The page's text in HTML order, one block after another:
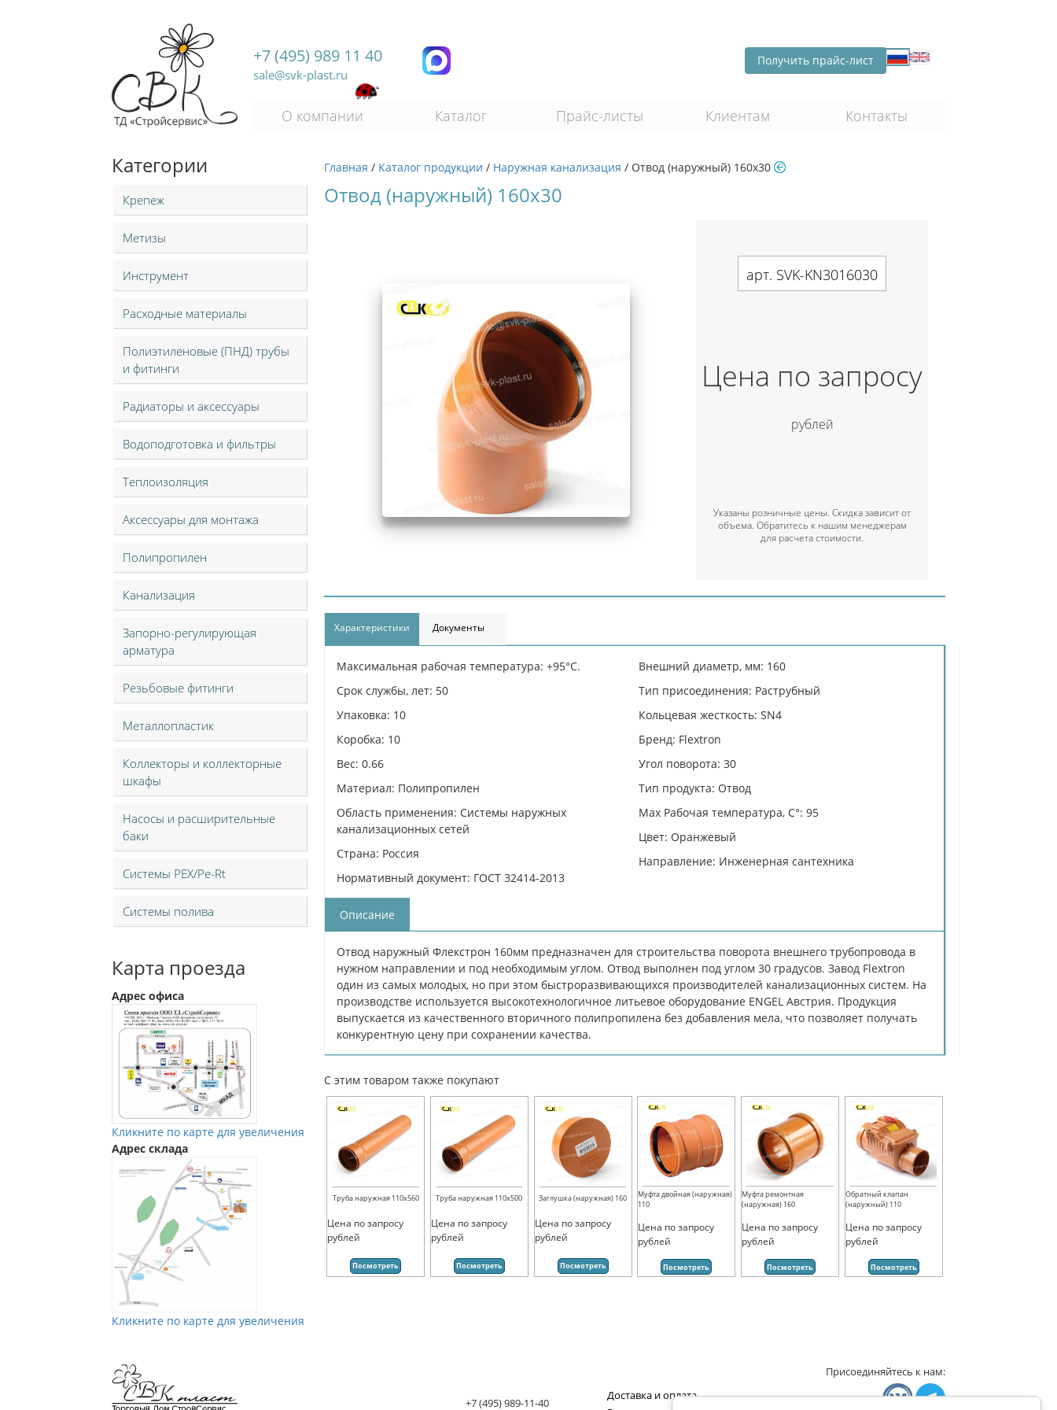
+7 (495) 989 11 40
sale@svk-plast.ru
Получить прайс-лист
О компании Каталог Прайс-листы Клиентам Контакты
Главная / Каталог продукции / Наружная канализация / Отвод (наружный) 160х30
Категории
Крепеж
Метизы
Инструмент
Расходные материалы
Полиэтиленовые (ПНД) трубы
и фитинги
Радиаторы и аксессуары
Водоподготовка и фильтры
Теплоизоляция
Аксессуары для монтажа
Полипропилен
Канализация
Запорно-регулирующая
арматура
Резьбовые фитинги
Металлопластик
Коллекторы и коллекторные
шкафы
Насосы и расширительные
баки
Системы PEX/Pe-Rt
Системы полива
Карта проезда
Адрес офиса
Кликните по карте для увеличения
Адрес склада
Кликните по карте для увеличения
Отвод (наружный) 160х30
арт. SVK-KN3016030
Цена по запросу
рублей
Указаны розничные цены. Скидка зависит от
объема. Обратитесь к нашим менеджерам
для расчета стоимости.
Характеристики Документы
Максимальная рабочая температура: +95°С.
Срок службы, лет: 50
Упаковка: 10
Коробка: 10
Вес: 0.66
Материал: Полипропилен
Область применения: Системы наружных
канализационных сетей
Страна: Россия
Нормативный документ: ГОСТ 32414-2013
Внешний диаметр, мм: 160
Тип присоединения: Раструбный
Кольцевая жесткость: SN4
Бренд: Flextron
Угол поворота: 30
Тип продукта: Отвод
Max Рабочая температура, C°: 95
Цвет: Оранжевый
Направление: Инженерная сантехника
Описание
Отвод наружный Флекстрон 160мм предназначен для строительства поворота внешнего трубопровода в
нужном направлении и под необходимым углом. Отвод выполнен под углом 30 градусов. Завод Flextron
один из самых молодых, но при этом быстроразвивающихся производителей канализационных систем. На
производстве используется высокотехнологичное литьевое оборудование ENGEL Австрия. Продукция
выпускается из качественного вторичного полипропилена без добавления мела, что позволяет получать
конкурентную цену при сохранении качества.
С этим товаром также покупают
Труба наружная 110х560
Цена по запросу
рублей
Посмотреть
Труба наружная 110х500
Цена по запросу
рублей
Посмотреть
Заглушка (наружная) 160
Цена по запросу
рублей
Посмотреть
Муфта двойная (наружная)
110
Цена по запросу
рублей
Посмотреть
Муфта ремонтная
(наружная) 160
Цена по запросу
рублей
Посмотреть
Обратный клапан
(наружный) 110
Цена по запросу
рублей
Посмотреть
+7 (495) 989-11-40
Доставка и оплата
Присоединяйтесь к нам:
Мы в Vkontakte
Мы в Телеграм